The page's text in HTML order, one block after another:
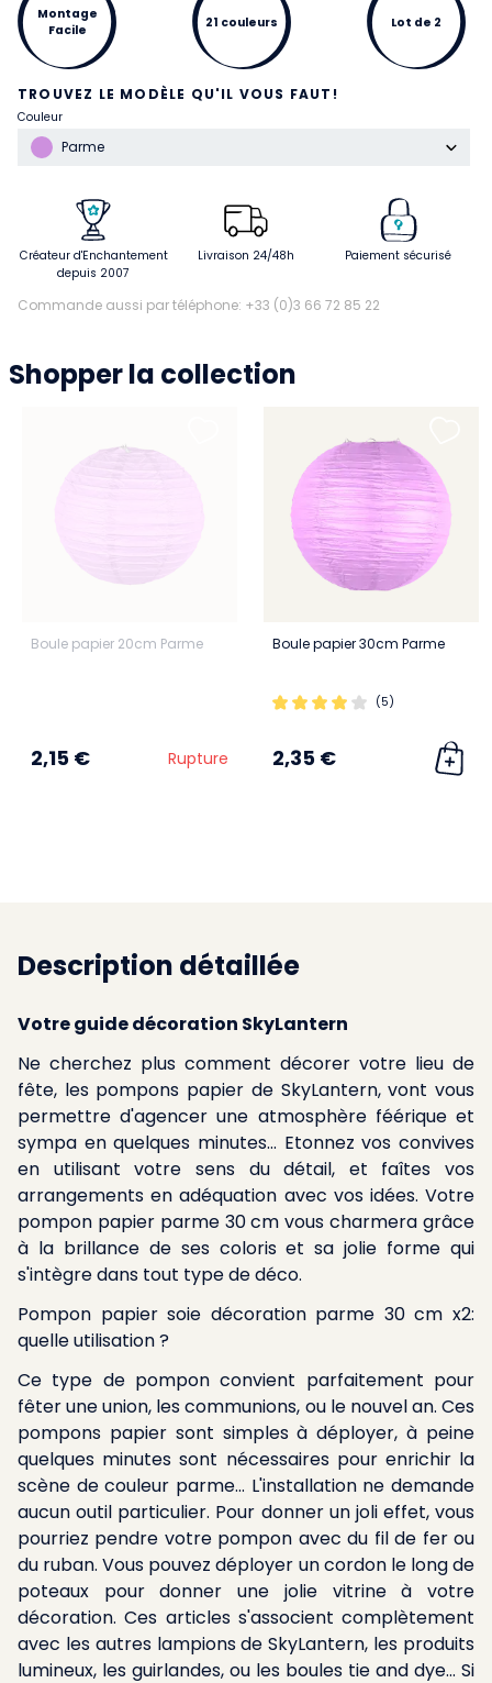
TROUVEZ LE MODÈLE QU'IL VOUS FAUT!
Couleur
Parme
Montage
Facile
21 couleurs Lot de 2
Créateur d'Enchantement
depuis 2007
Livraison 24/48h Paiement sécurisé
Commande aussi par téléphone: +33 (0)3 66 72 85 22
Shopper la collection
Boule papier 20cm Parme
2,15 € Rupture
Boule papier 30cm Parme
(5)
2,35 €
Description détaillée
Votre guide décoration SkyLantern
Ne cherchez plus comment décorer votre lieu de
fête, les pompons papier de SkyLantern, vont vous
permettre d'agencer une atmosphère féérique et
sympa en quelques minutes... Etonnez vos convives
en utilisant votre sens du détail, et faîtes vos
arrangements en adéquation avec vos idées. Votre
pompon papier parme 30 cm vous charmera grâce
à la brillance de ses coloris et sa jolie forme qui
s'intègre dans tout type de déco.
Pompon papier soie décoration parme 30 cm x2:
quelle utilisation ?
Ce type de pompon convient parfaitement pour
fêter une union, les communions, ou le nouvel an. Ces
pompons papier sont simples à déployer, à peine
quelques minutes sont nécessaires pour enrichir la
scène de couleur parme... L'installation ne demande
aucun outil particulier. Pour donner un joli effet, vous
pourriez pendre votre pompon avec du fil de fer ou
du ruban. Vous pouvez déployer un cordon le long de
poteaux pour donner une jolie vitrine à votre
décoration. Ces articles s'associent complètement
avec les autres lampions de SkyLantern, les produits
lumineux, les guirlandes, ou les boules tie and dye... Si